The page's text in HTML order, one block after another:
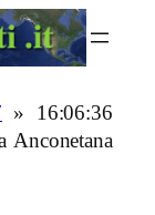
» 16:06:36
Anconetana